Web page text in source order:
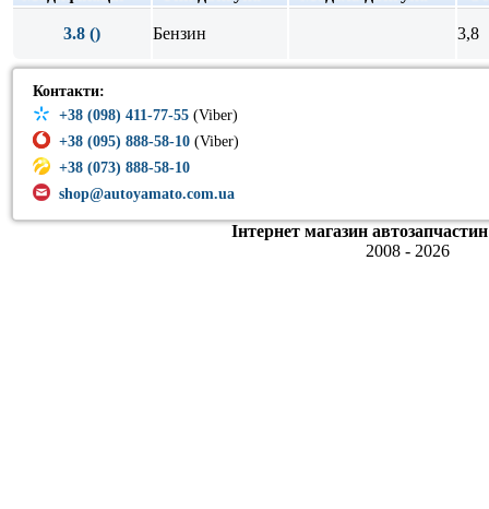
3.8 () Бензин 3,8
Контакти:
+38 (098) 411-77-55 (Viber)
+38 (095) 888-58-10 (Viber)
+38 (073) 888-58-10
shop@autoyamato.com.ua
Інтернет магазин
2008 - 2026